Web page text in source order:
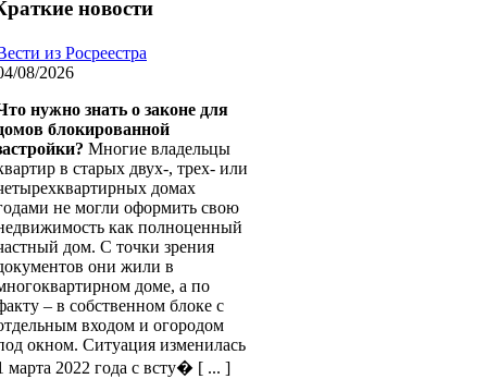
новости
из Росреестра
08/2026
нужно знать о законе для
блокированной
Многие владельцы
в старых двух-, трех- или
домах
не могли оформить свою
как полноценный
дом. С точки зрения
они жили в
доме, а по
– в собственном блоке с
входом и огородом
окном. Ситуация изменилась
марта 2022 года с всту� [ ... ]